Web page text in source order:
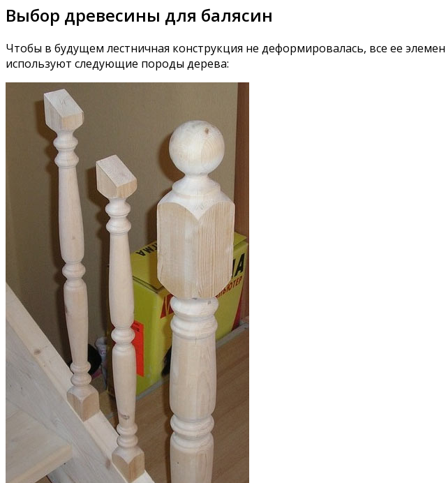
Выбор древесины для балясин
Чтобы в будущем лестничная конструкция не деформировалась, все ее
используют следующие породы дерева: